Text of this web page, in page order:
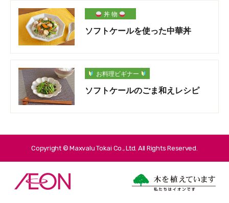
丼 物
ソフトケールを使った中華丼
お料理ビギナー
ソフトケールのごま和えレシピ
Copyright © Maxvalu Tokai Co., Ltd. All Rights Reserved.